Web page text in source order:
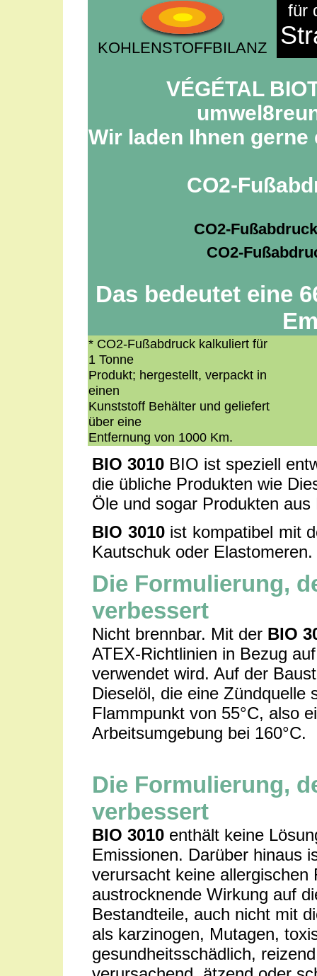
KOHLENSTOFFBILANZ
für
VÉGÉTAL
Wir laden Ihnen
CO2-
CO2-
CO2-
Das bedeutet eine
* CO2-Fußabdruck kalkuliert für
1 Tonne
Produkt; hergestellt, verpackt in
einen
Kunststoff Behälter und geliefert
über eine
Entfernung von 1000 Km.
BIO 3010 BIO ist speziell
die übliche Produkten wie
Öle und sogar Produkten
BIO 3010ist kompatibel mit
Kautschuk oder Elastomeren.
Die Formulierung,
verbessert
Nicht brennbar. Mit der BIO
ATEX-Richtlinien in Bezug
verwendet wird. Auf der
Dieselöl, die eine Zündquelle
Flammpunkt von 55°C, also
Arbeitsumgebung bei 160°C.
Die Formulierung,
verbessert
BIO 3010 enthält keine
Emissionen. Darüber hinaus
verursacht keine
austrocknende Wirkung auf
Bestandteile, auch nicht mit
als karzinogen, Mutagen,
gesundheitsschädlich,